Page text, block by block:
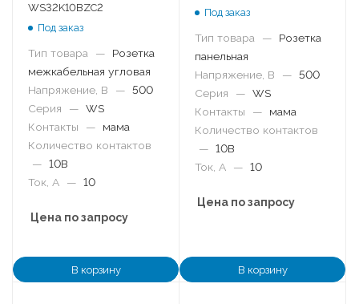
WS32K10BZC2
Под заказ
Тип товара —
Розетка
межкабельная угловая
Напряжение, В
— 500
Серия
— WS
Контакты
—
мама
Количество контактов
— 10B
Ток, А
— 10
Цена по запросу
В корзину
Под заказ
Тип товара —
Розетка
панельная
Напряжение, В
— 500
Серия
— WS
Контакты
—
мама
Количество контактов
— 10B
Ток, А
— 10
Цена по запросу
В корзину